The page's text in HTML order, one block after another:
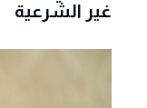
غير الشرعية